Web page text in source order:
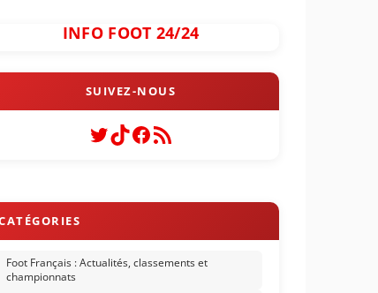
INFO FOOT 24/24
Twitter
TikTok
Facebook
Flux RSS
Foot Français : Actualités, classements et
championnats